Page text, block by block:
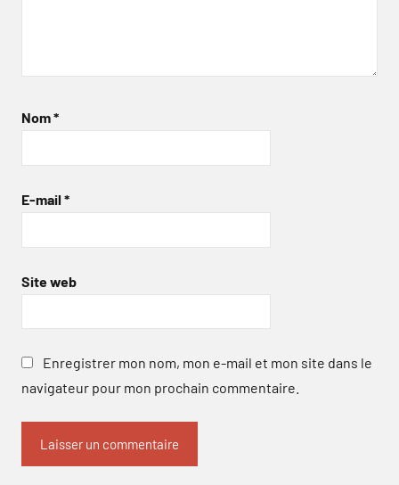
Nom*
E-mail *
Site web
Enregistrer mon nom, mon e-mail et mon site dans le
navigateur pour mon prochain commentaire.